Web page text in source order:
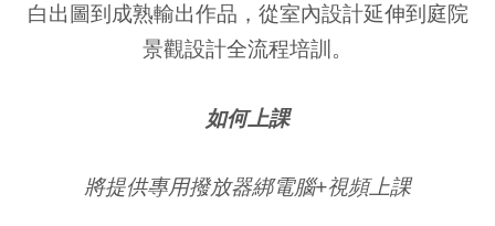
白出圖到成熟輸出作品，從室內設計延伸到庭院
景觀設計全流程培訓。
如何上課
將提供專用撥放器綁電腦+視頻上課